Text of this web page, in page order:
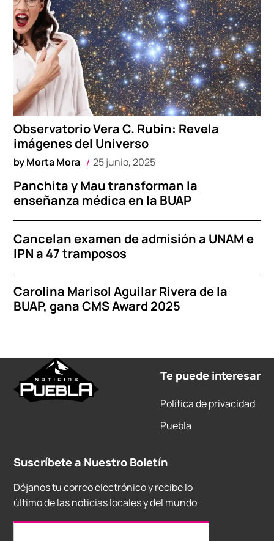
Observatorio Vera C. Rubin: Revela
imágenes del Universo
byMorta Mora 25 junio, 2025
Panchita y Mau transforman la
enseñanza médica en la BUAP
Cancelan examen de admisión a UNAM e
IPN a 47 tramposos
Carolina Marisol Aguilar Rivera de la
BUAP, gana CMS Award 2025
Te puede interesar
Política de privacidad
Puebla
Suscríbete a Nuestro Boletín
Déjanos tu correo electrónico y recibe lo
último de las noticias locales y del mundo